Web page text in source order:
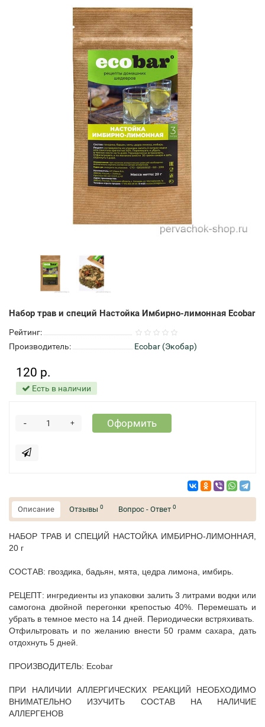
Набор трав и специй Настойка Имбирно-лимонная Ecobar
Рейтинг:
Производитель:
Ecobar (Экобар)
120 р.
Есть в наличии
+
- Оформить
Описание Отзывы 0 Вопрос - Ответ 0
НАБОР ТРАВ И СПЕЦИЙ НАСТОЙКА ИМБИРНО-ЛИМОННАЯ,
20 г
СОСТАВ: гвоздика, бадьян, мята, цедра лимона, имбирь.
РЕЦЕПТ: ингредиенты из упаковки залить 3 литрами водки или
самогона двойной перегонки крепостью 40%. Перемешать и
убрать в темное место на 14 дней. Периодически встряхивать.
Отфильтровать и по желанию внести 50 грамм сахара, дать
отдохнуть 5 дней.
ПРОИЗВОДИТЕЛЬ: Ecobar
ПРИ НАЛИЧИИ АЛЛЕРГИЧЕСКИХ РЕАКЦИЙ НЕОБХОДИМО
ВНИМАТЕЛЬНО ИЗУЧИТЬ СОСТАВ НА НАЛИЧИЕ
АЛЛЕРГЕНОВ